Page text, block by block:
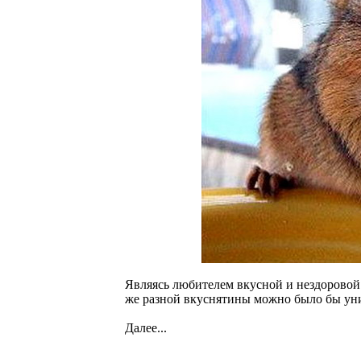
Являясь любителем вкусной и
же разной вкуснятины можно было бы
Далее...